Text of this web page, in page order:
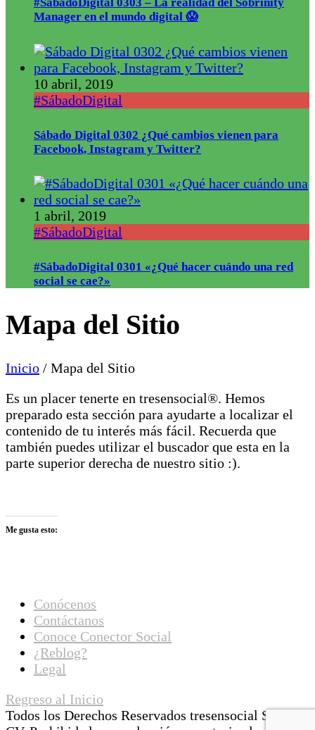
Manager en el mundo digital 😱
10 abril, 2019
#SábadoDigital
Sábado Digital 0302 ¿Qué cambios vienen para
Facebook, Instagram y Twitter?
1 abril, 2019
#SábadoDigital
#SábadoDigital 0301 «¿Qué hacer cuándo una red
social se cae?»
Mapa del Sitio
Inicio / Mapa del Sitio
Es un placer tenerte en tresensocial®. Hemos
preparado esta sección para ayudarte a localizar el
contenido de tu interés más fácil. Recuerda que
también puedes utilizar el buscador que esta en la
parte superior derecha de nuestro sitio :).
Me gusta esto:
Conócenos
Contáctanos
Conoce Conector Social
¿Reblog?
Legal
Regreso al Inicio
Todos los Derechos Reservados tresensocial SA de